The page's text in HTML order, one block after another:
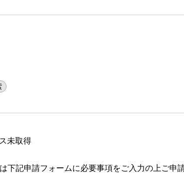
未取得
下記申請フォームに必要事項をご入力の上ご申